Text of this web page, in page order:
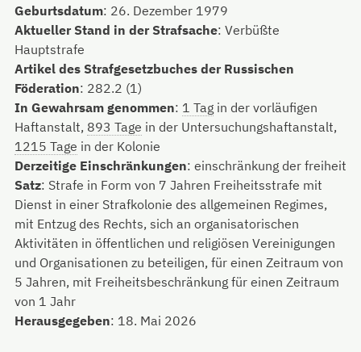
Geburtsdatum: 26. Dezember 1979
Aktueller Stand in der Strafsache: Verbüßte
Hauptstrafe
Artikel des Strafgesetzbuches der Russischen
Föderation: 282.2 (1)
In Gewahrsam genommen: 1 Tag in der vorläufigen
Haftanstalt, 893 Tage in der Untersuchungshaftanstalt,
1215 Tage in der Kolonie
Derzeitige Einschränkungen: einschränkung der freiheit
Satz: Strafe in Form von 7 Jahren Freiheitsstrafe mit
Dienst in einer Strafkolonie des allgemeinen Regimes,
mit Entzug des Rechts, sich an organisatorischen
Aktivitäten in öffentlichen und religiösen Vereinigungen
und Organisationen zu beteiligen, für einen Zeitraum von
5 Jahren, mit Freiheitsbeschränkung für einen Zeitraum
von 1 Jahr
Herausgegeben: 18. Mai 2026